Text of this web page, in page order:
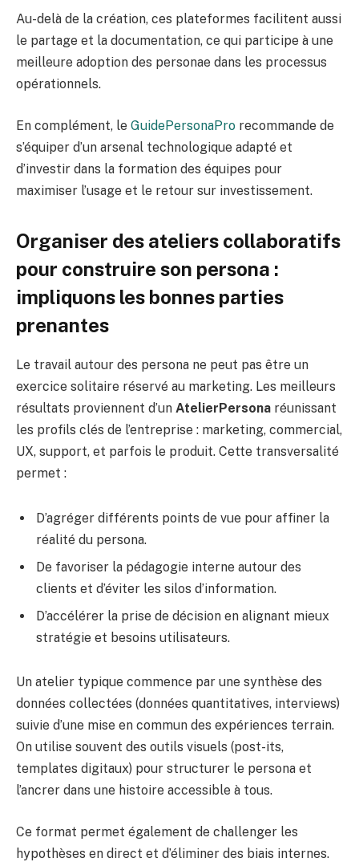
Au-delà de la création, ces plateformes facilitent aussi
le partage et la documentation, ce qui participe à une
meilleure adoption des personae dans les processus
opérationnels.
En complément, le GuidePersonaPro recommande de
s’équiper d’un arsenal technologique adapté et
d’investir dans la formation des équipes pour
maximiser l’usage et le retour sur investissement.
Organiser des ateliers collaboratifs
pour construire son persona :
impliquons les bonnes parties
prenantes
Le travail autour des persona ne peut pas être un
exercice solitaire réservé au marketing. Les meilleurs
résultats proviennent d’un AtelierPersona réunissant
les profils clés de l’entreprise : marketing, commercial,
UX, support, et parfois le produit. Cette transversalité
permet :
D’agréger différents points de vue pour affiner la
réalité du persona.
De favoriser la pédagogie interne autour des
clients et d’éviter les silos d’information.
D’accélérer la prise de décision en alignant mieux
stratégie et besoins utilisateurs.
Un atelier typique commence par une synthèse des
données collectées (données quantitatives, interviews)
suivie d’une mise en commun des expériences terrain.
On utilise souvent des outils visuels (post-its,
templates digitaux) pour structurer le persona et
l’ancrer dans une histoire accessible à tous.
Ce format permet également de challenger les
hypothèses en direct et d’éliminer des biais internes.